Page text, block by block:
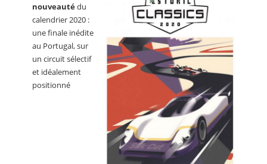
nouveautédu
calendrier 2020 :
une finale inédite
au Portugal, sur
un circuit sélectif
et idéalement
positionné